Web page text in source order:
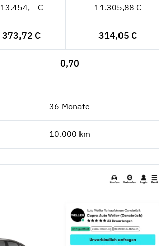
13.454,-- € 11.305,88 €
373,72 € 314,05 €
0,70
36 Monate
10.000 km